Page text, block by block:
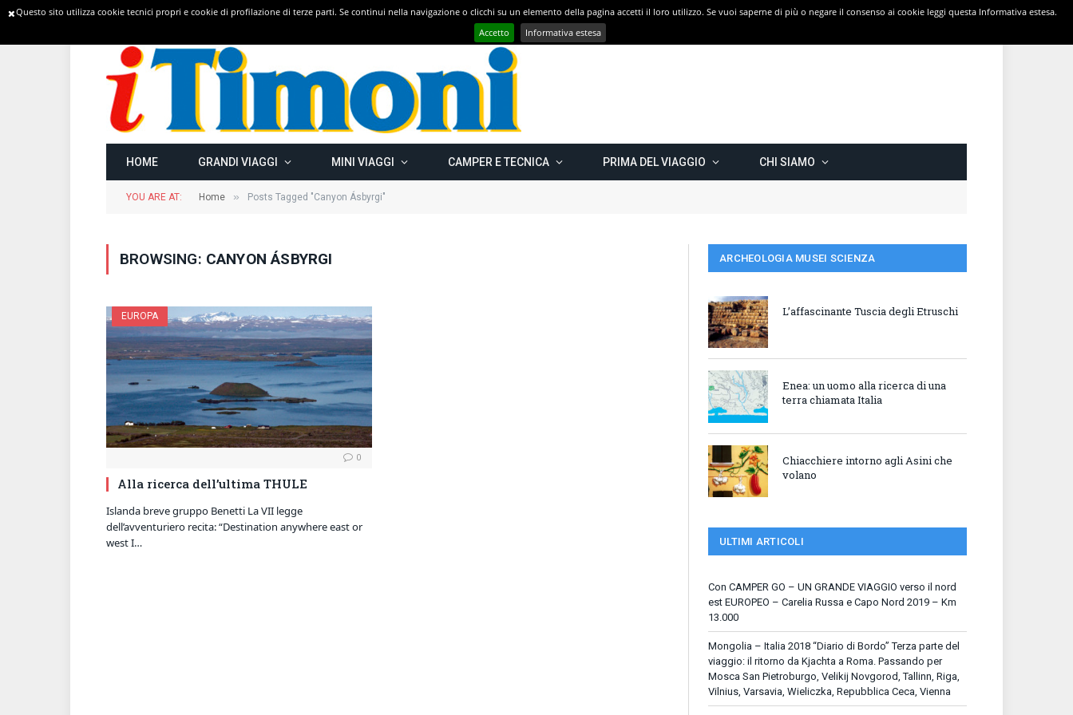
TRENDING Con CAMPER GO – UN GRANDE VIAGGIO verso il nord est EUROPEO – Carelia Russa e Capo Nord 2019 – Km 13.000
HOME GRANDI VIAGGI MINI VIAGGI CAMPER E TECNICA PRIMA DEL VIAGGIO CHI SIAMO
YOU ARE AT: Home » Posts Tagged "Canyon Ásbyrgi"
BROWSING: CANYON ÁSBYRGI
EUROPA
0
Alla ricerca dell’ultima THULE
Islanda breve gruppo Benetti La VII legge
dell’avventuriero recita: “Destination anywhere east or
west I…
ARCHEOLOGIA MUSEI SCIENZA
L’affascinante Tuscia degli Etruschi
Enea: un uomo alla ricerca di una
terra chiamata Italia
Chiacchiere intorno agli Asini che
volano
ULTIMI ARTICOLI
Con CAMPER GO – UN GRANDE VIAGGIO verso il nord
est EUROPEO – Carelia Russa e Capo Nord 2019 – Km
13.000
Mongolia – Italia 2018 “Diario di Bordo” Terza parte del
viaggio: il ritorno da Kjachta a Roma. Passando per
Mosca San Pietroburgo, Velikij Novgorod, Tallinn, Riga,
Vilnius, Varsavia, Wieliczka, Repubblica Ceca, Vienna
Questo sito utilizza cookie tecnici propri e cookie di profilazione di terze parti. Se continui nella navigazione o clicchi su un elemento della pagina accetti il loro utilizzo. Se vuoi saperne di più o negare il consenso ai cookie leggi questa Informativa estesa.
Accetto
Informativa estesa